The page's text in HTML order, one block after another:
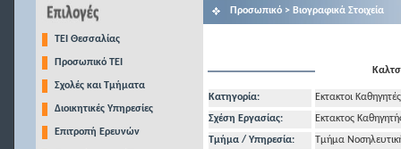
TEI Θεσσαλίας
Προσωπικό ΤΕΙ
Σχολές και Τμήματα
Διοικητικές Υπηρεσίες
Επιτροπή Ερευνών
Προσωπικό > Βιογραφικά Στοιχεία
Κατηγορία:
Εκτακτοι Καθηγητές
Σχέση Εργασίας:
Εκτακτος
Τμήμα / Υπηρεσία:
Τμήμα